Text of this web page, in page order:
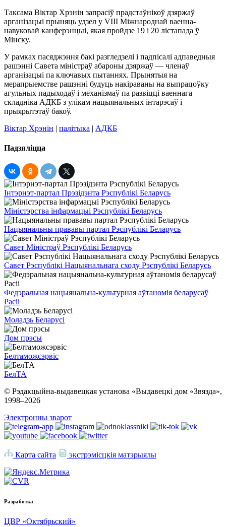
Таксама Віктар Хрэнін запрасіў прадстаўнікоў дзяржаў
арганізацыі прыняць удзел у VIII Міжнароднай ваенна-
навуковай канферэнцыі, якая пройдзе 19 і 20 лістапада ў
Мінску.
У рамках пасяджэння бакі разгледзелі і падпісалі адпаведныя
рашэнні Савета міністраў абароны дзяржаў — членаў
арганізацыі па ключавых пытаннях. Прынятыя на
мерапрыемстве рашэнні будуць накіраваны на выпрацоўку
агульных падыходаў і механізмаў па развіцці ваеннага
складніка АДКБ з улікам нацыянальных інтарэсаў і
прыярытэтаў бакоў.
Віктар Хрэнін | палітыка | АДКБ
Падзяліцца
Інтэрнэт-партал Прэзідэнта Рэспублікі Беларусь
Міністэрства інфармацыі Рэспублікі Беларусь
Нацыянальны прававы партал Рэспублікі Беларусь
Савет Міністраў Рэспублікі Беларусь
Савет Рэспублікі Нацыянальнага сходу Рэспублікі Беларусь
Федэральная нацыянальна-культурная аўтаномія беларусаў
Расіі
Моладзь Беларусі
Дом прэсы
Белтаможсэрвіс
БелТА
© Рэдакцыйна-выдавецкая установа «Выдавецкі дом «Звязда»,
1998–2026
Электронны зварот
Карта сайта экстрэмісцкія матэрыялы
Разработка
ЦВР «Октябрьский»